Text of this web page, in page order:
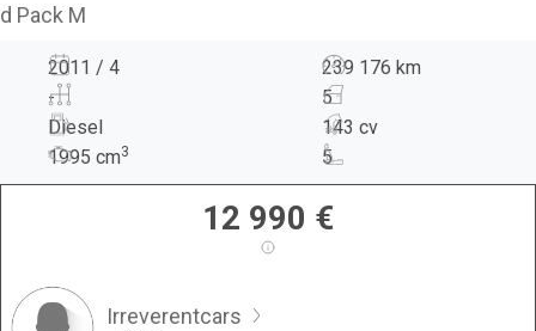
d Pack M
2011 / 4
239 176 km
-
5
Diesel
143 cv
1995 cm3 5
12 990 €
Irreverentcars